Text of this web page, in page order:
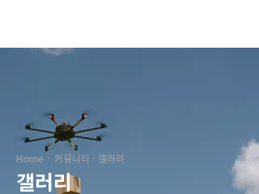
Home · 커뮤니티 · 갤러리
갤러리